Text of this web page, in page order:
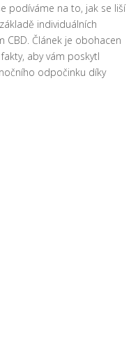
podíváme na to, jak se liší
individuálních
Článek je obohacen
aby vám poskytl
odpočinku díky